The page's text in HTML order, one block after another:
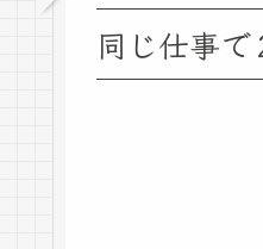
同じ仕事